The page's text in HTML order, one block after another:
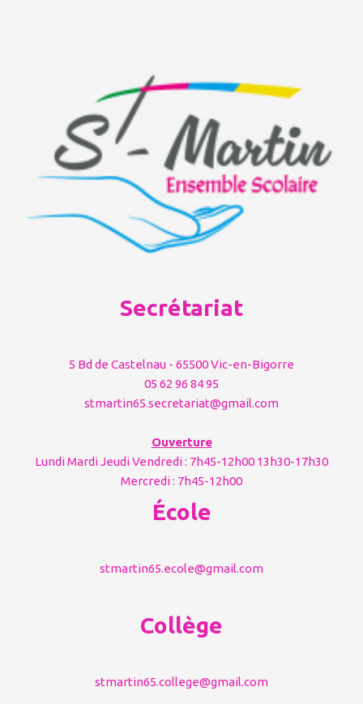
Secrétariat
5 Bd de Castelnau - 65500 Vic-en-Bigorre
05 62 96 84 95
stmartin65.secretariat@gmail.com
Ouverture
Lundi Mardi Jeudi Vendredi : 7h45-12h00 13h30-17h30
Mercredi : 7h45-12h00
École
stmartin65.ecole@gmail.com
Collège
stmartin65.college@gmail.com